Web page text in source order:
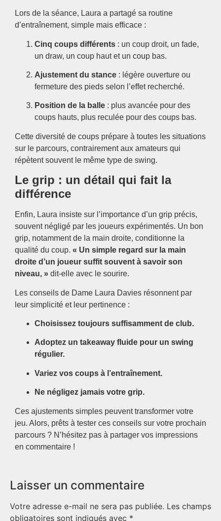
Lors de la séance, Laura a partagé sa routine
d’entraînement, simple mais efficace :
Cinq coups différents : un coup droit, un fade,
un draw, un coup haut et un coup bas.
Ajustement du stance : légère ouverture ou
fermeture des pieds selon l’effet recherché.
Position de la balle : plus avancée pour des
coups hauts, plus reculée pour des coups bas.
Cette diversité de coups prépare à toutes les situations
sur le parcours, contrairement aux amateurs qui
répètent souvent le même type de swing.
Le grip : un détail qui fait la
différence
Enfin, Laura insiste sur l’importance d’un grip précis,
souvent négligé par les joueurs expérimentés. Un bon
grip, notamment de la main droite, conditionne la
qualité du coup. « Un simple regard sur la main
droite d’un joueur suffit souvent à savoir son
niveau, » dit-elle avec le sourire.
Les conseils de Dame Laura Davies résonnent par
leur simplicité et leur pertinence :
Choisissez toujours suffisamment de club.
Adoptez un takeaway fluide pour un swing
régulier.
Variez vos coups à l’entraînement.
Ne négligez jamais votre grip.
Ces ajustements simples peuvent transformer votre
jeu. Alors, prêts à tester ces conseils sur votre prochain
parcours ? N’hésitez pas à partager vos impressions
en commentaire !
Laisser un commentaire
Votre adresse e-mail ne sera pas publiée. Les champs
obligatoires sont indiqués avec *